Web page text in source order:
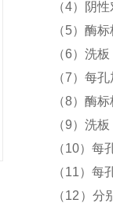
（4）阴
（5）酶
（6）洗
（7）每
（8）酶
（9）洗
（10）
（11）
（12）